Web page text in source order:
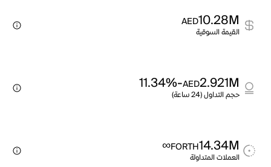
10.28M
AED
القيمة السوقية
2.921M
AED
-11.34%
حجم التداول (24 ساعة)
14.34M
FORTH
∞
العملات المتداولة